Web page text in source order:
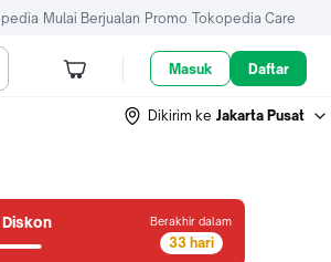
Mulai Berjualan Promo Tokopedia Care
Masuk Daftar
Dikirim ke Jakarta Pusat
Diskon Berakhir dalam
33 hari
32